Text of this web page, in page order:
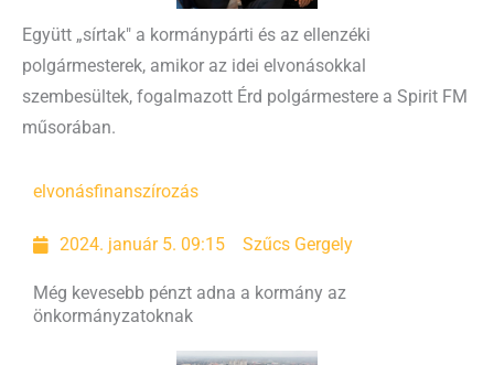
Együtt „sírtak" a kormánypárti és az ellenzéki
polgármesterek, amikor az idei elvonásokkal
szembesültek, fogalmazott Érd polgármestere a Spirit FM
műsorában.
elvonásfinanszírozás
2024. január 5. 09:15 Szűcs Gergely
Még kevesebb pénzt adna a kormány az
önkormányzatoknak